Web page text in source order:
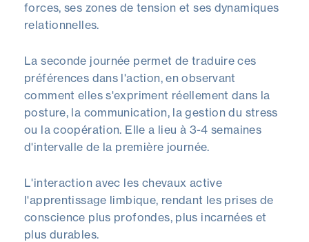
forces, ses zones de tension et ses dynamiques
relationnelles.
La seconde journée permet detraduire ces
préférences dans l'action, en observant
comment elles s'expriment réellement dans la
posture, la communication, la gestion du stress
ou la coopération. Elle a lieu à 3-4 semaines
d'intervalle de la première journée.
L'interaction avec les chevaux active
l'apprentissage limbique, rendant les prises de
conscience plus profondes, plus incarnées et
plus durables.